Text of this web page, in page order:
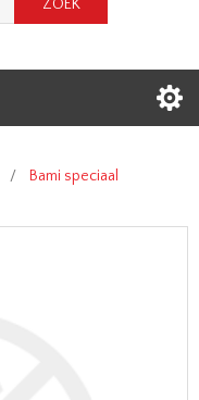
/ Bami speciaal